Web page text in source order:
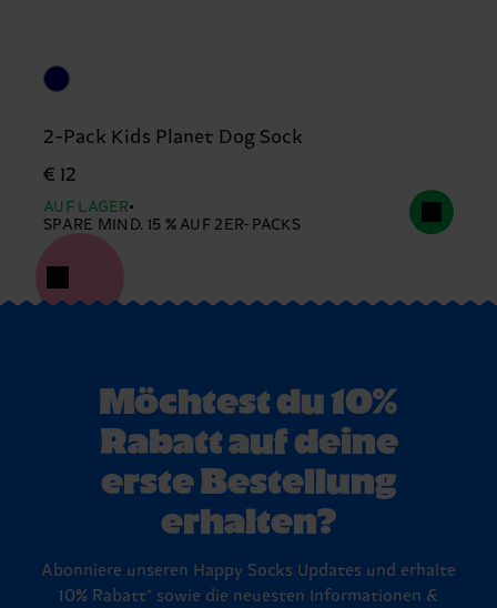
2-Pack Kids Planet Dog Sock
€ 12
AUF LAGER
SPARE MIND. 15 % AUF 2ER-PACKS
Möchtest du 10%
Rabatt auf deine
erste Bestellung
erhalten?
Abonniere unseren Happy Socks Updates und erhalte
10% Rabatt* sowie die neuesten Informationen &